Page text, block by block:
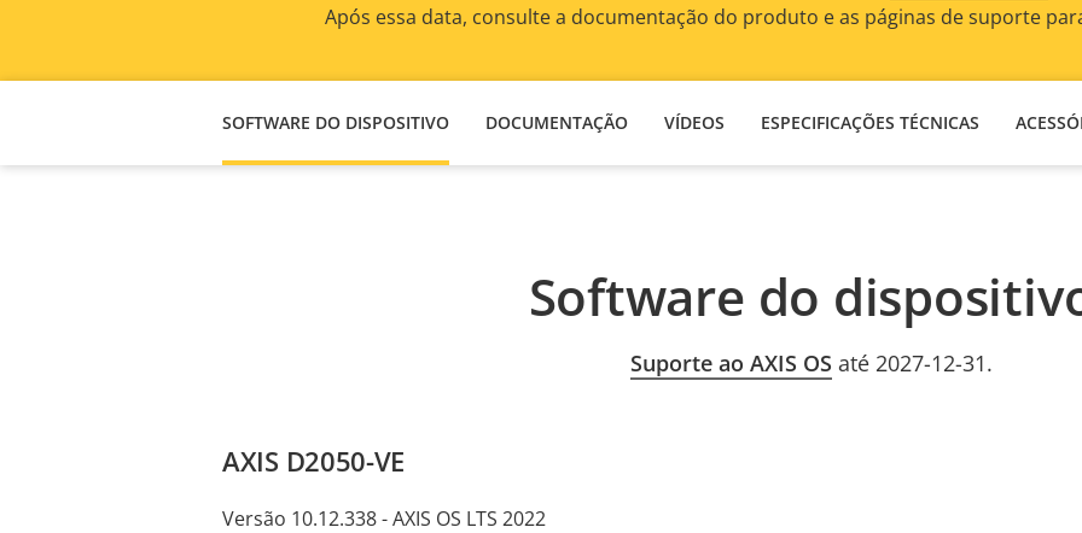
Após essa data, consulte a documentação do produto e as páginas de suporte
SOFTWARE DO DISPOSITIVO DOCUMENTAÇÃO VÍDEOS ESPECIFICAÇÕES TÉCNICAS
Software do
Suporte ao AXIS OS até 2027-12-31.
AXIS D2050-VE
Versão 10.12.338 - AXIS OS LTS 2022